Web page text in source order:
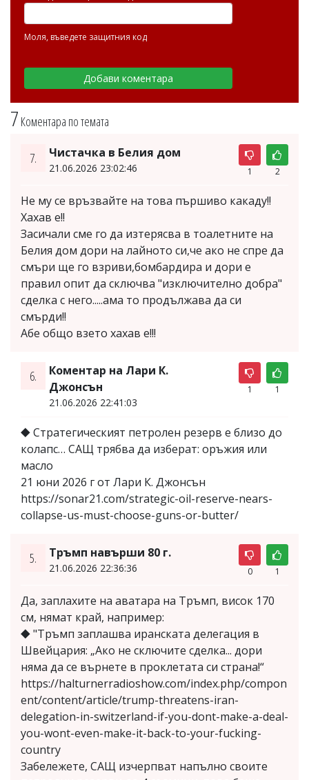
7 Коментара по темата
7. Чистачка в Белия дом
21.06.2026 23:02:46 1 2
Не му се връзвайте на това пършиво какаду!!
Хахав е!!
Засичали сме го да изтерясва в тоалетните на
Белия дом дори на лайното си,че ако не спре да
смъри ще го взриви,бомбардира и дори е
правил опит да сключва "изключително добра"
сделка с него.....ама то продължава да си
смърди!!
Абе общо взето хахав е!!!
6.
Коментар на Лари К.
Джонсън
21.06.2026 22:41:03
1 1
⯁ Стратегическият петролен резерв е близо до
колапс… САЩ трябва да изберат: оръжия или
масло
21 юни 2026 г от Лари К. Джонсън
https://sonar21.com/strategic-oil-reserve-nears-
collapse-us-must-choose-guns-or-butter/
5. Тръмп навърши 80 г.
21.06.2026 22:36:36 0 1
Да, заплахите на аватара на Тръмп, висок 170
см, нямат край, например:
⯁ "Тръмп заплашва иранската делегация в
Швейцария: „Ако не сключите сделка... дори
няма да се върнете в проклетата си страна!“
https://halturnerradioshow.com/index.php/compon
ent/content/article/trump-threatens-iran-
delegation-in-switzerland-if-you-dont-make-a-deal-
you-wont-even-make-it-back-to-your-fucking-
country
Забележете, САЩ изчерпват напълно своите
Моля, въведете защитния код